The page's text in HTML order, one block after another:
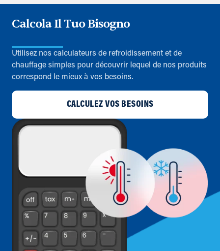
Calcola Il Tuo Bisogno
Utilisez nos calculateurs de refroidissement et de
chauffage simples pour découvrir lequel de nos produits
correspond le mieux à vos besoins.
CALCULEZ VOS BESOINS